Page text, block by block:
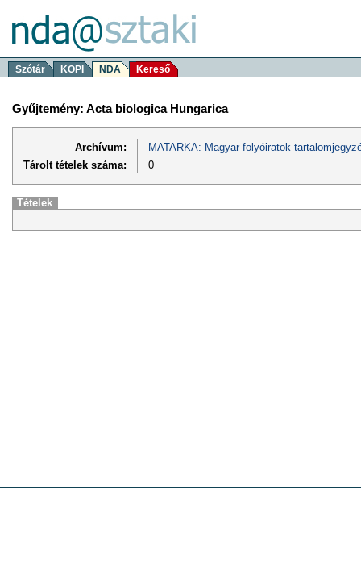
Szótár KOPI NDA Kereső
Gyűjtemény: Acta biologica Hungarica
Archívum:
MATARKA: Magyar folyóiratok
Tárolt tételek száma:
0
Tételek